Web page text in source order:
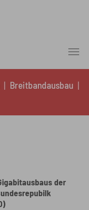
Breitbandausbau
der